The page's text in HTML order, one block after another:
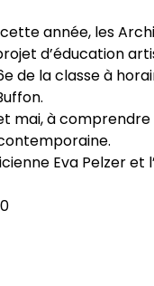
année, les
d’éducation
de la classe à
mai, à
Eva Pelzer